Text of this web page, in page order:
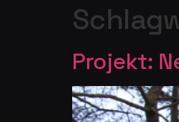
Projekt: